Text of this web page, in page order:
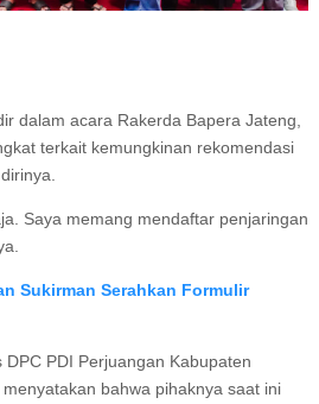
dalam acara Rakerda Bapera Jateng,
terkait kemungkinan rekomendasi
Saya memang mendaftar penjaringan
Sukirman Serahkan Formulir
PDI Perjuangan Kabupaten
bahwa pihaknya saat ini